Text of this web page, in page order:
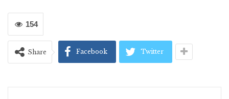
154
Share Facebook Twitter